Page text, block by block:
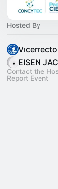
Hosted By
EISEN
Contact the
Report Event